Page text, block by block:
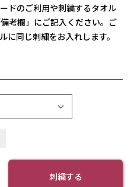
ドのご利用や刺繍するタオル
考欄」にご記入ください。ご
に同じ刺繍をお入れします。
刺繍する